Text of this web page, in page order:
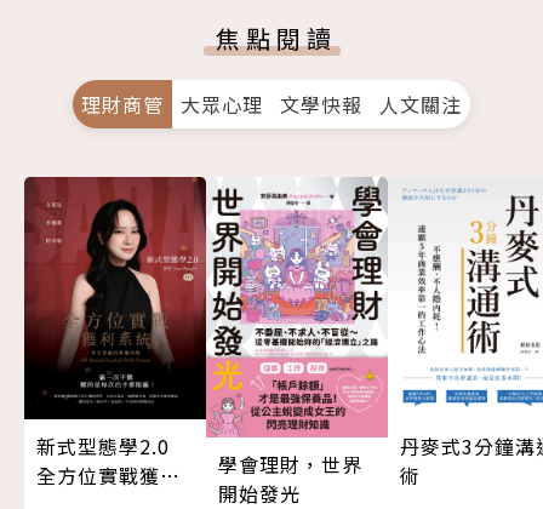
焦點閱讀
理財商管 大眾心理 文學快報 人文關注
新式型態學2.0
全方位實戰獲利
學會理財，世界
開始發光
丹麥式3分鐘溝
術